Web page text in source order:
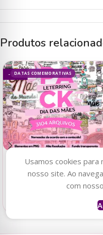
Produtos
DATAS COMEMORATIVAS
- 50%
Adicionar ao carrinho
MEGA COMBO LETTERING
Usamos cookies para
nosso site. Ao
com
há 3